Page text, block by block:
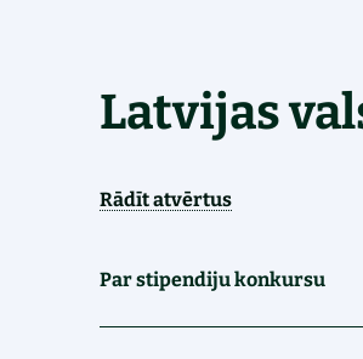
Latvijas
Rādīt atvērtus
Par stipendiju konkursu